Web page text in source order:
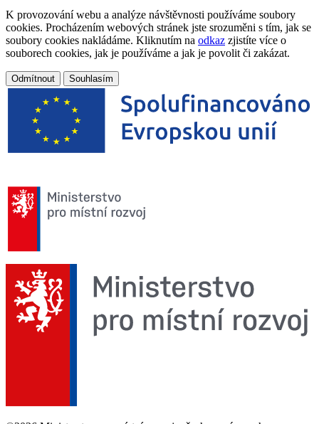
K provozování webu a analýze návštěvnosti používáme soubory
cookies. Procházením webových stránek jste srozuměni s tím, jak se
soubory cookies nakládáme. Kliknutím na odkaz zjistíte více o
souborech cookies, jak je používáme a jak je povolit či zakázat.
Odmítnout Souhlasím